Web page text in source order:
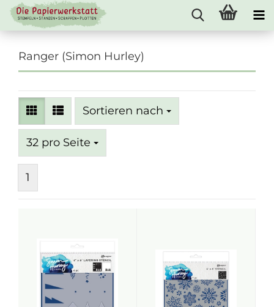
Ranger (Simon Hurley)
Sortieren nach
Sortieren nach
32 pro Seite
pro Seite
1